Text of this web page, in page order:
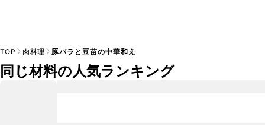
TOP 肉料理 豚バラと豆苗の中華和え
同じ材料の人気ランキング